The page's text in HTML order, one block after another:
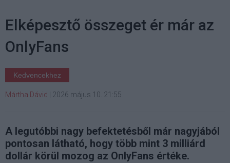
Elképesztő összeget ér már az
OnlyFans
Kedvencekhez
Mártha Dávid 2026 május 10. 21:55
A legutóbbi nagy befektetésből már nagyjából
pontosan látható, hogy több mint 3 milliárd
dollár körül mozog az OnlyFans értéke.